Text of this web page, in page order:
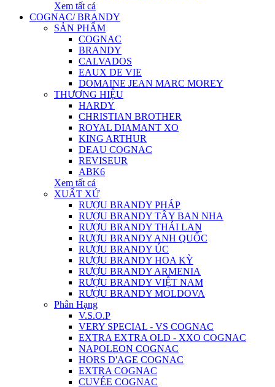
Xem tất cả
COGNAC/ BRANDY
SẢN PHẨM
COGNAC
BRANDY
CALVADOS
EAUX DE VIE
DOMAINE JEAN MARC MOREY
THƯƠNG HIỆU
HARDY
CHRISTIAN BROTHER
ROYAL DIAMANT XO
KING ARTHUR
DEAU COGNAC
REVISEUR
ABK6
Xem tất cả
XUẤT XỨ
RƯỢU BRANDY PHÁP
RƯỢU BRANDY TÂY BAN NHA
RƯỢU BRANDY THÁI LAN
RƯỢU BRANDY ANH QUỐC
RƯỢU BRANDY ÚC
RƯỢU BRANDY HOA KỲ
RƯỢU BRANDY ARMENIA
RƯỢU BRANDY VIỆT NAM
RƯỢU BRANDY MOLDOVA
Phân Hạng
V.S.O.P
VERY SPECIAL - VS COGNAC
EXTRA EXTRA OLD - XXO COGNAC
NAPOLEON COGNAC
HORS D'AGE COGNAC
EXTRA COGNAC
CUVÉE COGNAC